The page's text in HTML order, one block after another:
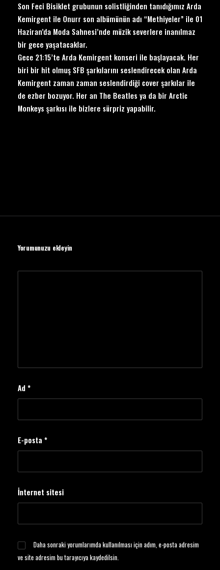
Son Feci Bisiklet grubunun solistliğinden tanıdığımız Arda
Kemirgent ile Onurr son albümünün adı “Methiyeler” ile 01
Haziran’da Moda Sahnesi’nde müzik severlere inanılmaz
bir gece yaşatacaklar.
Gece 21:15’te Arda Kemirgent konseri ile başlayacak. Her
biri bir hit olmuş SFB şarkılarını seslendirecek olan Arda
Kemirgent zaman zaman seslendirdiği cover şarkılar ile
de ezber bozuyor. Her an The Beatles ya da bir Arctic
Monkeys şarkısı ile bizlere sürpriz yapabilir.
Yorumunuzu ekleyin
Ad *
E-posta *
İnternet sitesi
Daha sonraki yorumlarımda kullanılması için adım, e-posta adresim
ve site adresim bu tarayıcıya kaydedilsin.